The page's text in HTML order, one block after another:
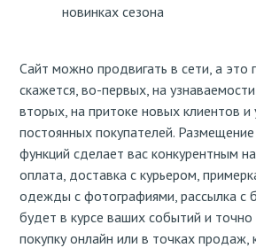
новинках сезона
Сайт можно продвигать в сети, а это
скажется, во-первых, на
вторых, на притоке новых клиентов и
постоянных покупателей.
функций сделает вас конкурентным
оплата, доставка с курьером,
одежды с фотографиями, рассылка с
будет в курсе ваших событий и
покупку онлайн или в точках